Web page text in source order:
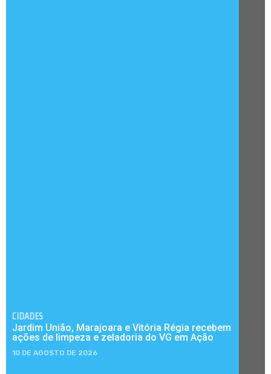
CIDADES
Jardim União, Marajoara e Vitória Régia recebem
ações de limpeza e zeladoria do VG em Ação
10 DE AGOSTO DE 2026